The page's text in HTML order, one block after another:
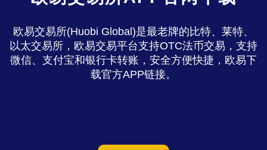
欧易交易所(Huobi Global)是最老牌的比特、莱特、
以太交易所，欧易交易平台支持OTC法币交易，支持
微信、支付宝和银行卡转账，安全方便快捷，欧易下
载官方APP链接。